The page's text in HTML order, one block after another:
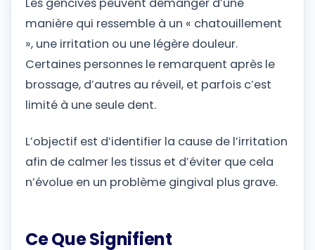
Les gencives peuvent démanger d’une
manière qui ressemble à un « chatouillement
», une irritation ou une légère douleur.
Certaines personnes le remarquent après le
brossage, d’autres au réveil, et parfois c’est
limité à une seule dent.
L’objectif est d’identifier la cause de l’irritation
afin de calmer les tissus et d’éviter que cela
n’évolue en un problème gingival plus grave.
Ce Que Signifient